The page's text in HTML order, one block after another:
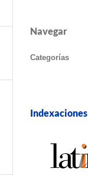
Navegar
Categorías
Indexaciones